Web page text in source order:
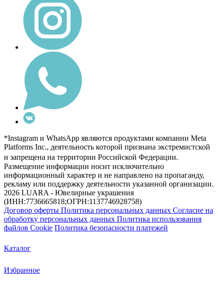
*Instagram и WhatsApp являются продуктами компании Meta
Platforms Inc., деятельность которой признана экстремистской
и запрещена на территории Российской Федерации.
Размещение информации носит исключительно
информационный характер и не направлено на пропаганду,
рекламу или поддержку деятельности указанной организации.
2026 LUARA - Ювелирные украшения
(ИНН:7736665818;ОГРН:1137746928758)
Договор оферты Политика персональных данных Согласие на
обработку персональных данных Политика использования
файлов Cookie Политика безопасности платежей
Каталог
Избранное